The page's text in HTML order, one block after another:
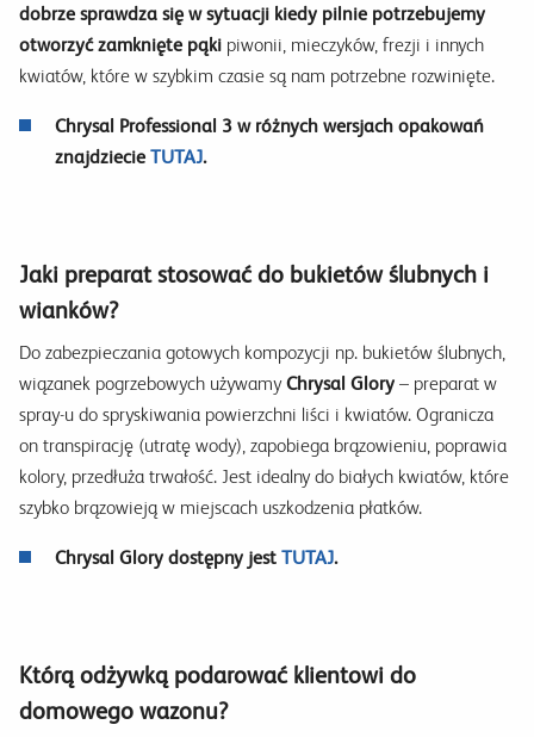
dobrze sprawdza się w sytuacji kiedy pilnie potrzebujemy
otworzyć zamknięte pąki piwonii, mieczyków, frezji i innych
kwiatów, które w szybkim czasie są nam potrzebne rozwinięte.
Chrysal Professional 3 w różnych wersjach opakowań
znajdziecie TUTAJ.
Jaki preparat stosować do bukietów ślubnych i
wianków?
Do zabezpieczania gotowych kompozycji np. bukietów ślubnych,
wiązanek pogrzebowych używamyChrysal Glory – preparat w
spray-u do spryskiwania powierzchni liści i kwiatów. Ogranicza
on transpirację (utratę wody), zapobiega brązowieniu, poprawia
kolory, przedłuża trwałość. Jest idealny do białych kwiatów, które
szybko brązowieją w miejscach uszkodzenia płatków.
Chrysal Glory dostępny jest TUTAJ.
Którą odżywką podarować klientowi do
domowego wazonu?